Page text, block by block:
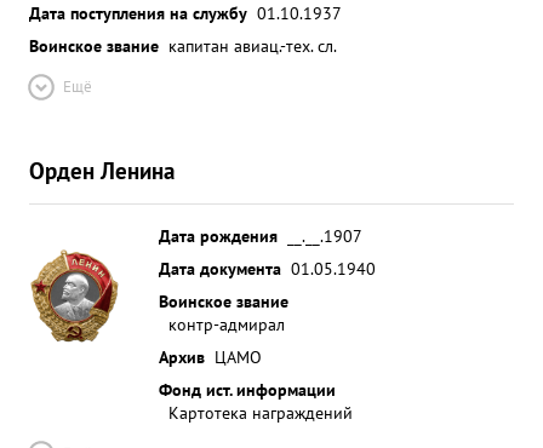
Дата поступления на службу 01.10.1937
Воинское звание капитан авиац.-тех. сл.
Ещё
Орден Ленина
Дата рождения
__.__.1907
Дата документа 01.05.1940
Воинское звание
контр-адмирал
Архив ЦАМО
Фонд ист. информации
Картотека награждений